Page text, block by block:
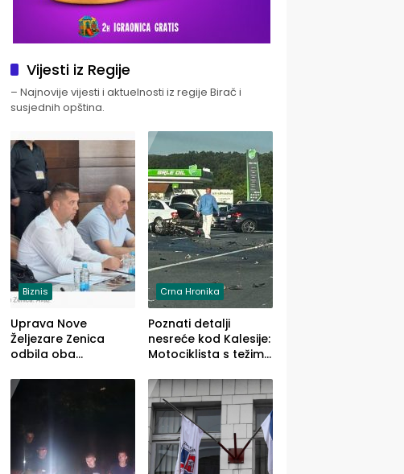
Vijesti iz Regije
– Najnovije vijesti i aktuelnosti iz regije Birač i
susjednih opština.
Biznis
Uprava Nove
Željezare Zenica
odbila oba
FBiH: Ustrajni da je
stečaj jedino rješenje
Crna Hronika
Poznati detalji
nesreće kod Kalesije:
Motociklista s težim,
lakšim povredama